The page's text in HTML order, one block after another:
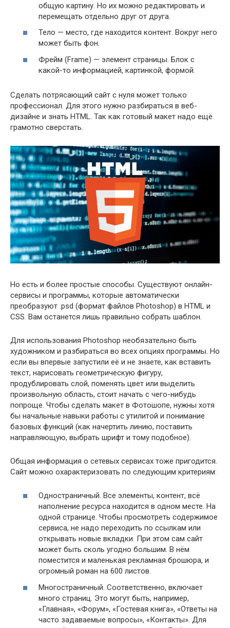
общую картину. Но их можно редактировать и
перемещать отдельно друг от друга.
Тело — место, где находится контент. Вокруг него
может быть фон.
Фрейм (Frame) — элемент страницы. Блок с
какой-то информацией, картинкой, формой.
Сделать потрясающий сайт с нуля может только
профессионал. Для этого нужно разбираться в веб-
дизайне и знать HTML. Так как готовый макет надо ещё
грамотно сверстать.
Но есть и более простые способы. Существуют онлайн-
сервисы и программы, которые автоматически
преобразуют .psd (формат файлов Photoshop) в HTML и
CSS. Вам останется лишь правильно собрать шаблон.
Для использования Photoshop необязательно быть
художником и разбираться во всех опциях программы. Но
если вы впервые запустили её и не знаете, как вставить
текст, нарисовать геометрическую фигуру,
продублировать слой, поменять цвет или выделить
произвольную область, стоит начать с чего-нибудь
попроще. Чтобы сделать макет в Фотошопе, нужны хотя
бы начальные навыки работы с утилитой и понимание
базовых функций (как начертить линию, поставить
направляющую, выбрать шрифт и тому подобное).
Общая информация о сетевых сервисах тоже пригодится.
Сайт можно охарактеризовать по следующим критериям:
Одностраничный. Все элементы, контент, всё
наполнение ресурса находится в одном месте. На
одной странице. Чтобы просмотреть содержимое
сервиса, не надо переходить по ссылкам или
открывать новые вкладки. При этом сам сайт
может быть сколь угодно большим. В нём
поместится и маленькая рекламная брошюра, и
огромный роман на 600 листов.
Многостраничный. Соответственно, включает
много страниц. Это могут быть, например,
«Главная», «Форум», «Гостевая книга», «Ответы на
часто задаваемые вопросы», «Контакты». Для